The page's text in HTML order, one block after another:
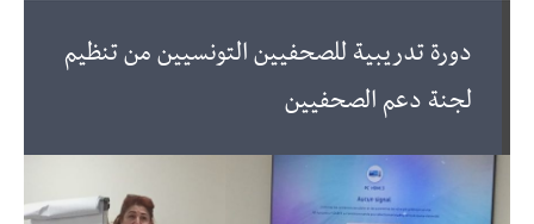
دورة تدريبية للصحفيين التونسيين من تنظيم
لجنة دعم الصحفيين